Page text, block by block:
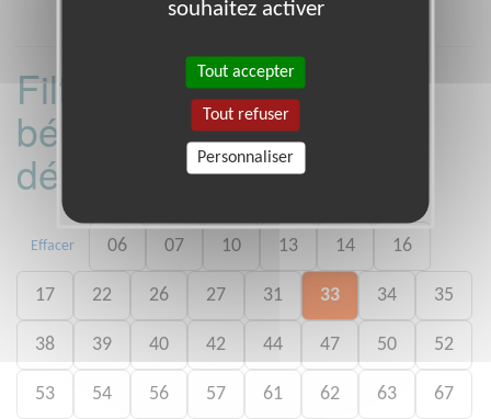
Filtrer les missions
bénévoles par
département :
Effacer 06 07 10 13 14 16
17 22 26 27 31 33 34 35
38 39 40 42 44 47 50 52
53 54 56 57 61 62 63 67
souhaitez activer
Tout accepter
Tout refuser
Personnaliser